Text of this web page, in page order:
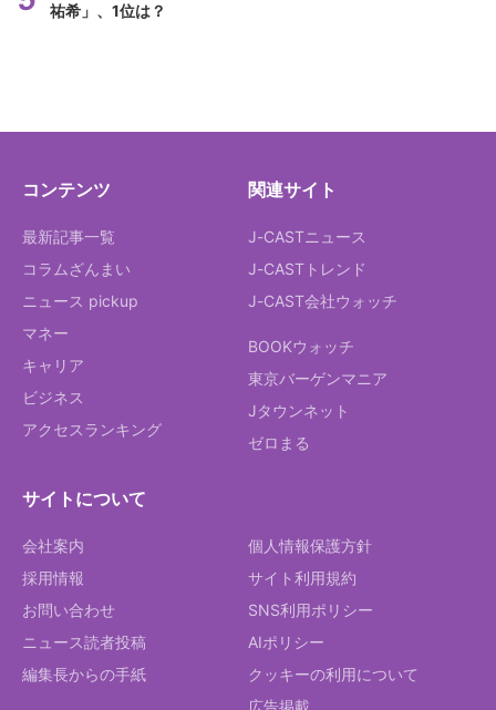
祐希」、1位は？
コンテンツ
最新記事一覧
コラムざんまい
ニュース pickup
マネー
キャリア
ビジネス
アクセスランキング
関連サイト
J-CASTニュース
J-CASTトレンド
J-CAST会社ウォッチ
BOOKウォッチ
東京バーゲンマニア
Jタウンネット
ゼロまる
サイトについて
会社案内
採用情報
お問い合わせ
ニュース読者投稿
編集長からの手紙
個人情報保護方針
サイト利用規約
SNS利用ポリシー
AIポリシー
クッキーの利用について
広告掲載